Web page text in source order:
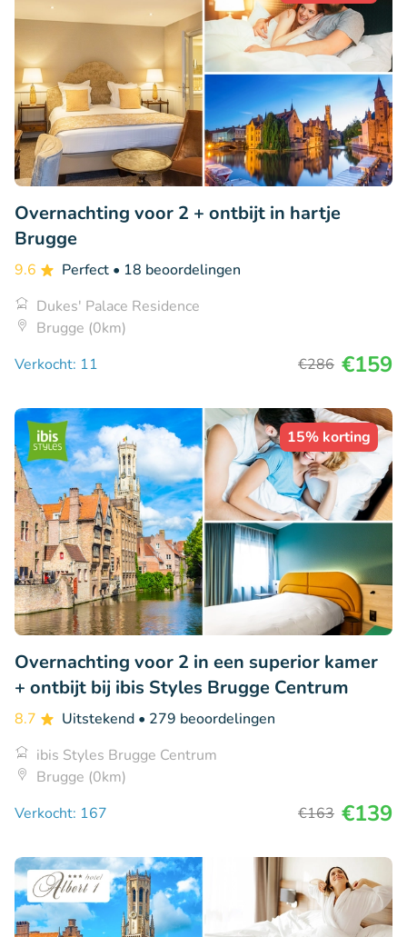
Overnachting voor 2 + ontbijt in hartje
Brugge
9.6 Perfect • 18 beoordelingen
Dukes' Palace Residence
Brugge (0km)
Verkocht: 11
€286 €159
15% korting
Overnachting voor 2 in een superior kamer
+ ontbijt bij ibis Styles Brugge Centrum
8.7 Uitstekend • 279 beoordelingen
ibis Styles Brugge Centrum
Brugge (0km)
Verkocht: 167
€163 €139